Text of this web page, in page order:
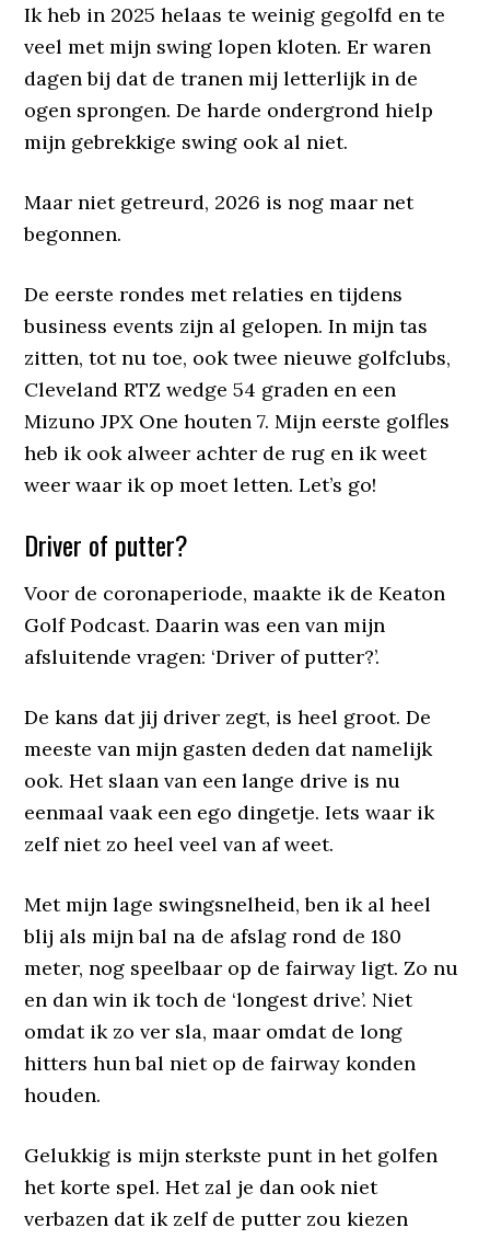
Ik heb in 2025 helaas te weinig gegolfd en te
veel met mijn swing lopen kloten. Er waren
dagen bij dat de tranen mij letterlijk in de
ogen sprongen. De harde ondergrond hielp
mijn gebrekkige swing ook al niet.
Maar niet getreurd, 2026 is nog maar net
begonnen.
De eerste rondes met relaties en tijdens
business events zijn al gelopen. In mijn tas
zitten, tot nu toe, ook twee nieuwe golfclubs,
Cleveland RTZ wedge 54 graden en een
Mizuno JPX One houten 7. Mijn eerste golfles
heb ik ook alweer achter de rug en ik weet
weer waar ik op moet letten. Let’s go!
Driver of putter?
Voor de coronaperiode, maakte ik de Keaton
Golf Podcast. Daarin was een van mijn
afsluitende vragen: ‘Driver of putter?’.
De kans dat jij driver zegt, is heel groot. De
meeste van mijn gasten deden dat namelijk
ook. Het slaan van een lange drive is nu
eenmaal vaak een ego dingetje. Iets waar ik
zelf niet zo heel veel van af weet.
Met mijn lage swingsnelheid, ben ik al heel
blij als mijn bal na de afslag rond de 180
meter, nog speelbaar op de fairway ligt. Zo nu
en dan win ik toch de ‘longest drive’. Niet
omdat ik zo ver sla, maar omdat de long
hitters hun bal niet op de fairway konden
houden.
Gelukkig is mijn sterkste punt in het golfen
het korte spel. Het zal je dan ook niet
verbazen dat ik zelf de putter zou kiezen